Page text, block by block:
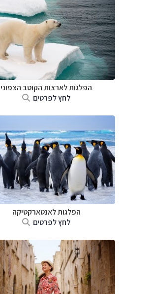
הפלגות לארצות הקוטב הצפוני
לחץ לפרטים
הפלגות לאנטארקטיקה
לחץ לפרטים